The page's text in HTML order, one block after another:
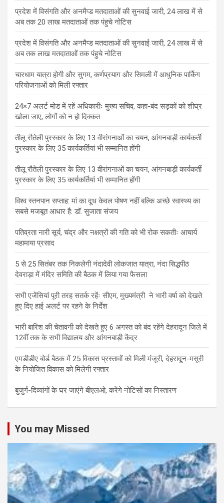
प्रदेश में विसंगति और अनमैप्ड मतदाताओं की सुनवाई जारी, 24 लाख में से
अब तक 20 लाख मतदाताओं तक पंहुचे नोटिस
प्रदेश में विसंगति और अनमैप्ड मतदाताओं की सुनवाई जारी, 24 लाख में से
अब तक लाख मतदाताओं तक पंहुचे नोटिस
चारधाम यात्रा होगी और सुगम, कर्णप्रयाग और सिमली में आधुनिक पार्किंग
परियोजनाओं को मिली रफ्तार
24×7 अलर्ट मोड में रहें अधिकारीः मुख्य सचिव, कहा-बंद सड़कों को शीघ्र
खोला जाए, लोगों को न हो दिक्कत
तीलू रौतेली पुरस्कार के लिए 13 वीरांगनाओं का चयन, आंगनबाड़ी कार्यकर्ती
पुरस्कार के लिए 35 कार्यकर्तियां भी सम्मानित होंगी
तीलू रौतेली पुरस्कार के लिए 13 वीरांगनाओं का चयन, आंगनबाड़ी कार्यकर्ती
पुरस्कार के लिए 35 कार्यकर्तियां भी सम्मानित होंगी
विश्व स्तनपान सप्ताह: मां का दूध केवल पोषण नहीं बल्कि अच्छे स्वास्थ्य का
सबसे मजबूत आधार है: डॉ. सुजाता संजय
पतिव्रता नारी सूर्य, चंद्र और नक्षत्रों की गति को भी रोक सकतीः आचार्य
महामाया प्रसाद
5 से 25 सितंबर तक निकलेगी नंदादेवी लोकजात यात्रा, नंदा सिद्धपीठ
देवराड़ा में मंदिर समिति की बैठक में लिया गया फैसला
सभी एजेंसियां पूरी तरह सतर्क रहेंः सीएम, मुख्यमंत्री ने भारी वर्षा को देखते
हुए दिए हाई अलर्ट पर रहने के निर्देश
भारी बारिश की चेतावनी को देखते हुए 6 अगस्त को बंद रहेंगे देहरादून जिले में
12वीं तक के सभी विद्यालय और आंगनबाड़ी केंद्र
एमडीडीए बोर्ड बैठक में 25 विकास प्रस्तावों को मिली मंजूरी, देहरादून-मसूरी
के नियोजित विकास को मिलेगी रफ्तार
बुजुर्ग-दिव्यांगों के घर जाएंगे बीएलओ, करेंगे नोटिसों का निस्तारण
You may Missed